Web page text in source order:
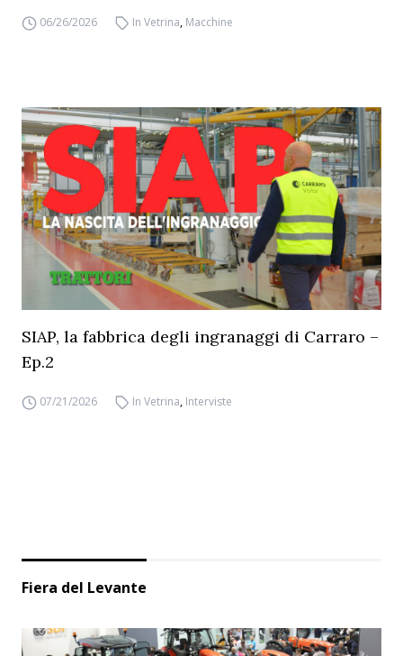
06/26/2026 In Vetrina, Macchine
SIAP, la fabbrica degli ingranaggi di Carraro –
Ep.2
07/21/2026 In Vetrina, Interviste
Fiera del Levante